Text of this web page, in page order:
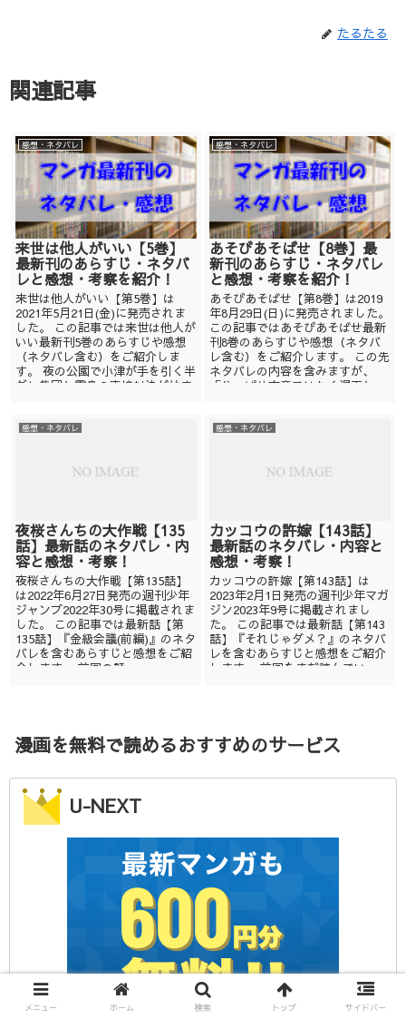
たるたる
関連記事
感想・ネタバレ
来世は他人がいい【5巻】
最新刊のあらすじ・ネタバ
レと感想・考察を紹介！
来世は他人がいい【第5巻】は
2021年5月21日(金)に発売されま
した。 この記事では来世は他人が
いい最新刊5巻のあらすじや感想
（ネタバレ含む）をご紹介しま
す。 夜の公園で小津が手を引く半
グレ集団と霧島の直接対決が始ま
感想・ネタバレ
あそびあそばせ【8巻】最
新刊のあらすじ・ネタバレ
と感想・考察を紹介！
あそびあそばせ【第8巻】は2019
年8月29日(日)に発売されました。
この記事ではあそびあそばせ最新
刊8巻のあらすじや感想（ネタバ
レ含む）をご紹介します。 この先
ネタバレの内容を含みますが、
「やっぱり文章ではなく漫画と...
感想・ネタバレ
夜桜さんちの大作戦【135
話】最新話のネタバレ・内
容と感想・考察！
夜桜さんちの大作戦【第135話】
は2022年6月27日発売の週刊少年
ジャンプ2022年30号に掲載されま
した。 この記事では最新話【第
135話】『金級会議(前編)』のネタ
バレを含むあらすじと感想をご紹
介します。 前回の話...
感想・ネタバレ
カッコウの許嫁【143話】
最新話のネタバレ・内容と
感想・考察！
カッコウの許嫁【第143話】は
2023年2月1日発売の週刊少年マガ
ジン2023年9号に掲載されまし
た。 この記事では最新話【第143
話】『それじゃダメ？』のネタバ
レを含むあらすじと感想をご紹介
します。 前回をまだ読んでい...
漫画を無料で読めるおすすめのサービス
U-NEXT
メニュー ホーム 検索 トップ サイドバー